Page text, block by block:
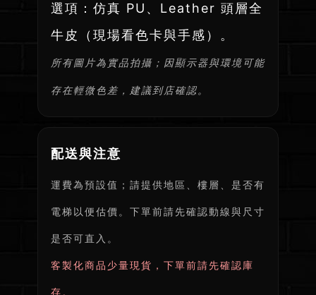
選項：仿真 PU、Leather 頭層全
牛皮（現場看色卡與手感）。
所有圖片為實品拍攝；因顯示器與環境可能
存在輕微色差，建議到店確認。
配送與注意
運費為預設值；請提供地區、樓層、是否有
電梯以便估價。下單前請先確認動線與尺寸
是否可直入。
客製化商品少量現貨，下單前請先確認庫
存。